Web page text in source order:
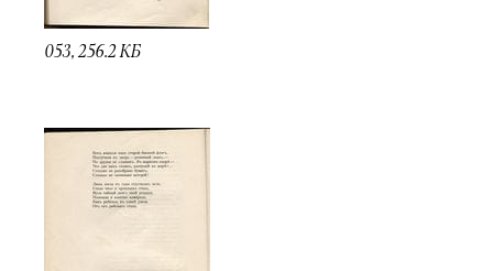
053, 256.2 КБ